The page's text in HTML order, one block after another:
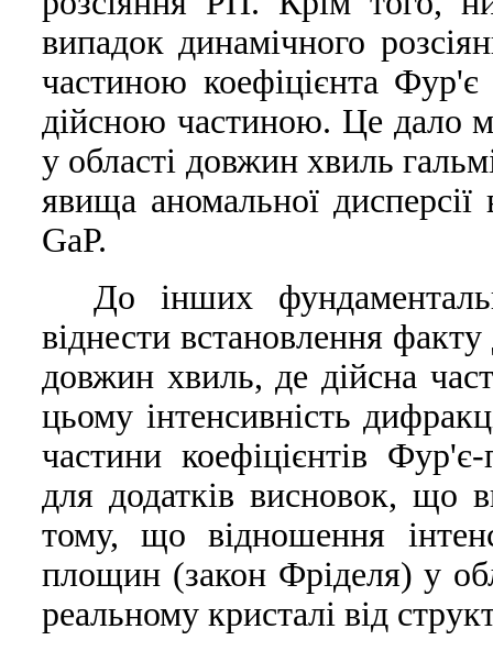
випадок динамiчного
частиною коефiцiєнта Фур'є
дiйсною частиною. Це дало
у областi довжин хвиль
явища аномальної
GaP.
До iнших
вiднести встановлення
довжин хвиль, де дiйсна
цьому iнтенсивнiсть
частини коефiцiєнтiв
для додаткiв висновок, що
тому, що вiдношення
площин (закон Фрiделя) у
реальному кристалi вiд